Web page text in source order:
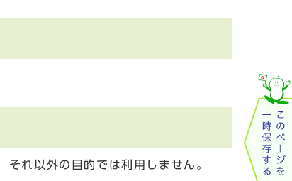
れ以外の目的では利用しません。